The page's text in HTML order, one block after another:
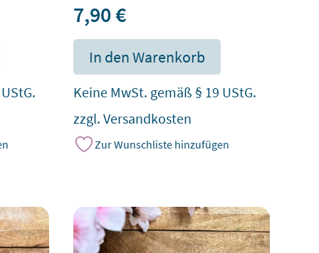
7,90€
In den Warenkorb
Keine MwSt. gemäß § 19 UStG.
zzgl.Versandkosten
Zur Wunschliste hinzufügen